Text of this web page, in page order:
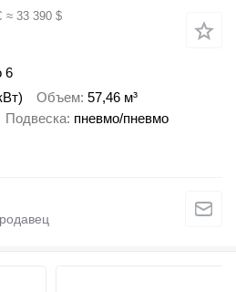
≈ 33 390 $
6
Объем 57,46 м³
Подвеска пневмо/пневмо